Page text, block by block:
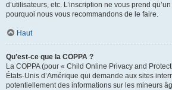
d’utilisateurs, etc. L’inscription ne vous prend
pourquoi nous vous recommandons de le faire.
Haut
Qu’est-ce que la COPPA ?
La COPPA (pour « Child Online Privacy and
États-Unis d’Amérique qui demande aux sites
potentiellement des informations sur les mineurs